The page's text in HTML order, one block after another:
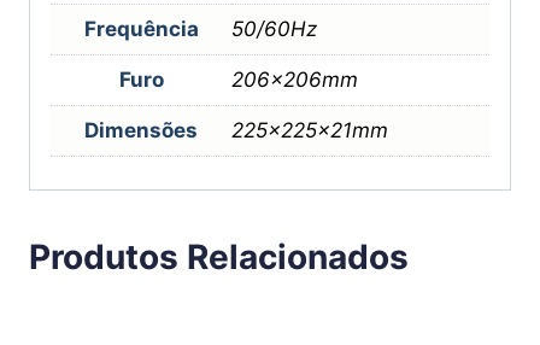
Frequência 50/60Hz
Furo 206x206mm
Dimensões 225x225x21mm
Produtos Relacionados